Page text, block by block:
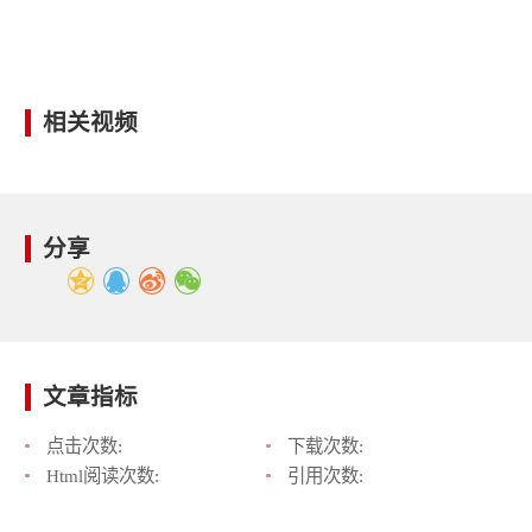
相关视频
分享
文章指标
点击次数:
下载次数:
Html阅读次数:
引用次数: